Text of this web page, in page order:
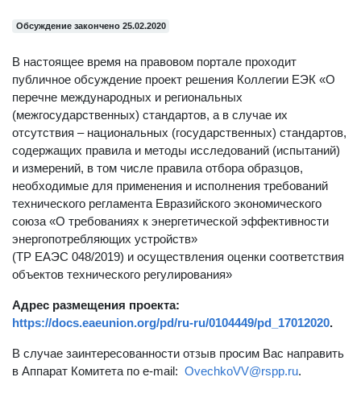
Обсуждение закончено 25.02.2020
В настоящее время на правовом портале проходит
публичное обсуждение проект решения Коллегии ЕЭК «О
перечне международных и региональных
(межгосударственных) стандартов, а в случае их
отсутствия – национальных (государственных) стандартов,
содержащих правила и методы исследований (испытаний)
и измерений, в том числе правила отбора образцов,
необходимые для применения и исполнения требований
технического регламента Евразийского экономического
союза «О требованиях к энергетической эффективности
энергопотребляющих устройств»
(ТР ЕАЭС 048/2019) и осуществления оценки соответствия
объектов технического регулирования»
Адрес размещения проекта:
https://docs.eaeunion.org/pd/ru-ru/0104449/pd_17012020.
В случае заинтересованности отзыв просим Вас направить
в Аппарат Комитета по e-mail: OvechkoVV@rspp.ru.